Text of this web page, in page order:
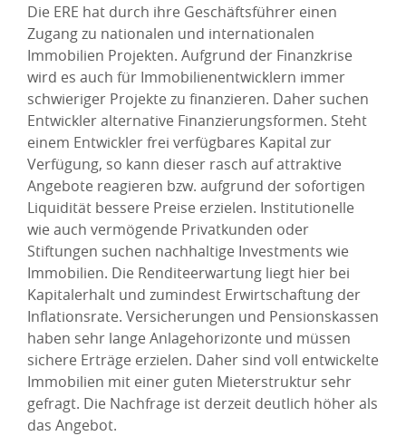
Die ERE hat durch ihre Geschäftsführer einen
Zugang zu nationalen und internationalen
Immobilien Projekten. Aufgrund der Finanzkrise
wird es auch für Immobilienentwicklern immer
schwieriger Projekte zu finanzieren. Daher suchen
Entwickler alternative Finanzierungsformen. Steht
einem Entwickler frei verfügbares Kapital zur
Verfügung, so kann dieser rasch auf attraktive
Angebote reagieren bzw. aufgrund der sofortigen
Liquidität bessere Preise erzielen. Institutionelle
wie auch vermögende Privatkunden oder
Stiftungen suchen nachhaltige Investments wie
Immobilien. Die Renditeerwartung liegt hier bei
Kapitalerhalt und zumindest Erwirtschaftung der
Inflationsrate. Versicherungen und Pensionskassen
haben sehr lange Anlagehorizonte und müssen
sichere Erträge erzielen. Daher sind voll entwickelte
Immobilien mit einer guten Mieterstruktur sehr
gefragt. Die Nachfrage ist derzeit deutlich höher als
das Angebot.